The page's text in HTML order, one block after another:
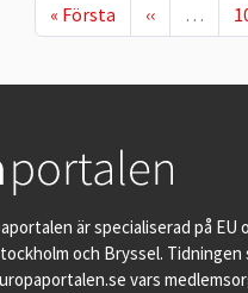
First page
« Första Föregående
‹‹ …
är specialiserad på EU
och Bryssel. Tidningen
vars